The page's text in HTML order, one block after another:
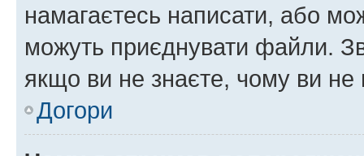
намагаєтесь написати, або
можуть приєднувати файли.
якщо ви не знаєте, чому ви
Догори